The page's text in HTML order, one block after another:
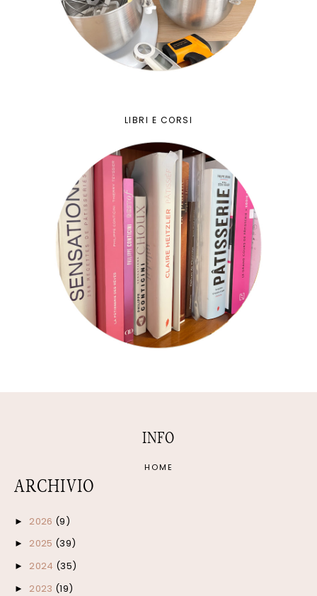
LIBRI E CORSI
INFO
HOME
ARCHIVIO
► 2026 (9)
► 2025 (39)
► 2024 (35)
► 2023 (19)